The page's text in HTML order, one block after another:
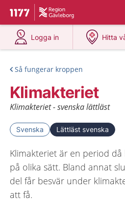
Till startsidan för 1177
Du har valt region
Logga in
på 1177.se
Hitta
på
Så fungerar kroppen
Klimakteriet
Klimakteriet - svenska lättläst
Svenska Lättläst svenska
Klimakteriet är en period
på olika sätt. Bland annat
del får besvär under
att få.